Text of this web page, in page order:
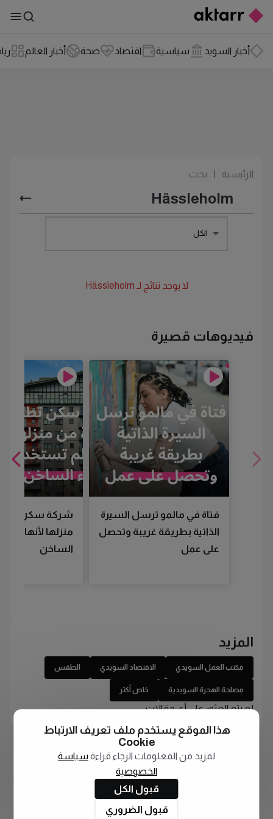
أخبار السويد سياسية اقتصاد صحة أخبار العالم
الرئيسية بحث
الكل
لا يوجد نتائج لـ Hässleholm
فيديوهات قصيرة
فتاة في مالمو ترسل السيرة
الذاتية بطريقة غريبة وتحصل
على عمل
شركة سكن
منزلها لأنها لم
الساخن
المزيد
مكتب العمل السويدي الاقتصاد السويدي الطقس
مصلحة الهجرة السويدية خاص أكتر
لم يتم العثور على أي مقالات
هذا الموقع يستخدم ملف تعريف الارتباط
Cookie
لمزيد من المعلومات الرجاء قراءة سياسة
الخصوصية
قبول الكل
قبول الضروري